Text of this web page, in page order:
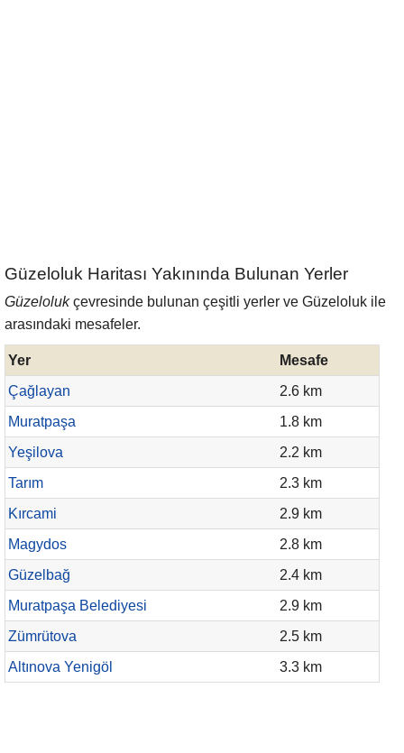
Güzeloluk Haritası Yakınında Bulunan Yerler
Güzelolukçevresinde bulunan çeşitli yerler ve Güzeloluk ile
arasındaki mesafeler.
Yer
Mesafe
Çağlayan
2.6 km
Muratpaşa
1.8 km
Yeşilova
2.2 km
Tarım
2.3 km
Kırcami
2.9 km
Magydos
2.8 km
Güzelbağ
2.4 km
Muratpaşa Belediyesi
2.9 km
Zümrütova
2.5 km
Altınova Yenigöl
3.3 km